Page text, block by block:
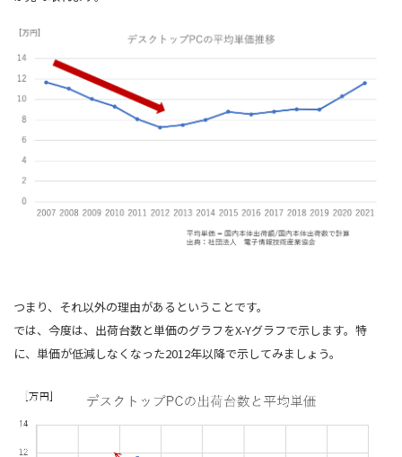
つまり、それ以外の理由があるということです。
では、今度は、出荷台数と単価のグラフをX-Yグラフで示します。特
に、単価が低減しなくなった2012年以降で示してみましょう。